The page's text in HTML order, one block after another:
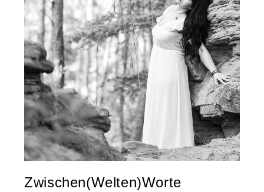
Zwischen(Welten)Worte